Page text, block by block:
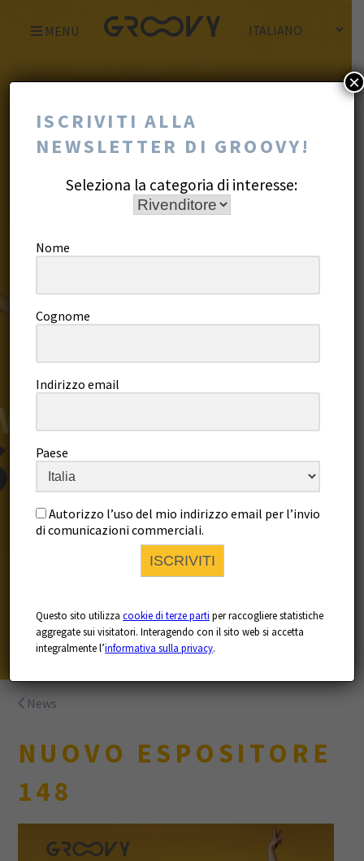
MENU
News
NUOVO ESPOSITORE
148
ISCRIVITI ALLA
NEWSLETTER DI GROOVY!
Seleziona la categoria di interesse:
Nome
Cognome
Indirizzo email
Paese
Autorizzo l’uso del mio indirizzo email per l’invio
di comunicazioni commerciali.
ISCRIVITI
Questo sito utilizzacookie di terze parti per raccogliere statistiche
aggregate sui visitatori. Interagendo con il sito web si accetta
integralmente l’informativa sulla privacy.
×